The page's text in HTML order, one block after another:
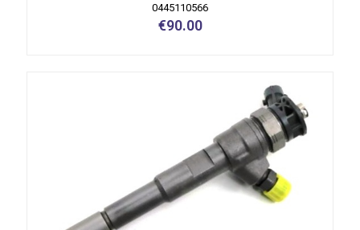
0445110566
€90.00